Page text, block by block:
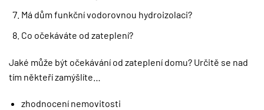
Má dům funkční vodorovnou hydroizolaci?
Co očekáváte od zateplení?
Jaké může být očekávání od zateplení domu? Určitě se nad
tím někteří zamýšlíte…
zhodnocení nemovitosti